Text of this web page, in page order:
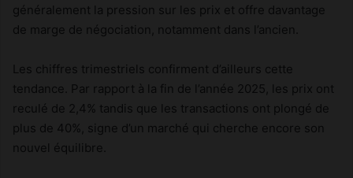
généralement la pression sur les prix et offre davantage
de marge de négociation, notamment dans l’ancien.
Les chiffres trimestriels confirment d’ailleurs cette
tendance. Par rapport à la fin de l’année 2025, les prix ont
reculé de 2,4% tandis que les transactions ont plongé de
plus de 40%, signe d’un marché qui cherche encore son
nouvel équilibre.